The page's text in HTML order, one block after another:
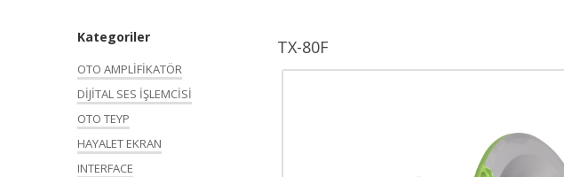
Kategoriler
OTO AMPLİFİKATÖR
DİJİTAL SES İŞLEMCİSİ
OTO TEYP
HAYALET EKRAN
INTERFACE
TX-80F